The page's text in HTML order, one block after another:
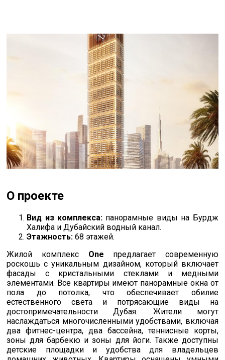
О проекте
Вид из комплекса: панорамные виды на Бурдж
Халифа и Дубайский водный канал.
Этажность: 68 этажей.
Жилой комплекс One предлагает современную
роскошь с уникальным дизайном, который включает
фасады с кристальными стеклами и медными
элементами. Все квартиры имеют панорамные окна от
пола до потолка, что обеспечивает обилие
естественного света и потрясающие виды на
достопримечательности Дубая. Жители могут
наслаждаться многочисленными удобствами, включая
два фитнес-центра, два бассейна, теннисные корты,
зоны для барбекю и зоны для йоги. Также доступны
детские площадки и удобства для владельцев